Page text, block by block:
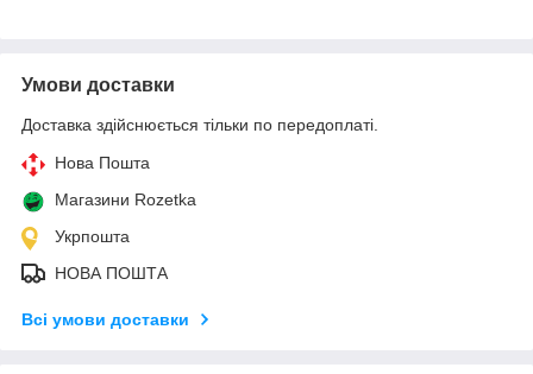
Умови доставки
Доставка здійснюється тільки по передоплаті.
Нова Пошта
Магазини Rozetka
Укрпошта
НОВА ПОШТА
Всі умови доставки